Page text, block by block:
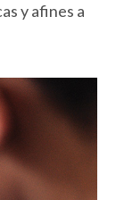
y afines a